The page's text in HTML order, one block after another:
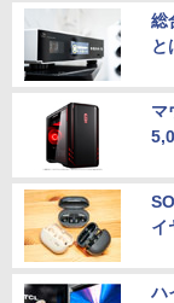
総
と
マ
イ
ハ